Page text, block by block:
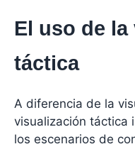
El uso de
táctica
A diferencia de la
visualización táctica
los escenarios de